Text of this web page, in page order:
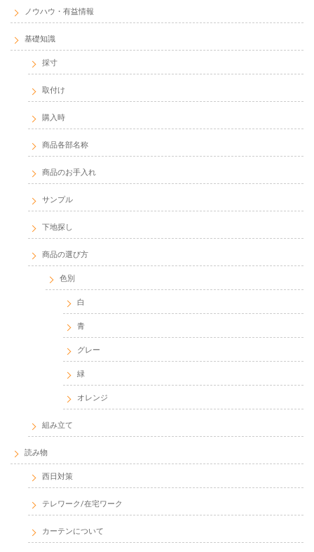
ノウハウ・有益情報
基礎知識
採寸
取付け
購入時
商品各部名称
商品のお手入れ
サンプル
下地探し
商品の選び方
色別
白
青
グレー
緑
オレンジ
組み立て
読み物
西日対策
テレワーク/在宅ワーク
カーテンについて